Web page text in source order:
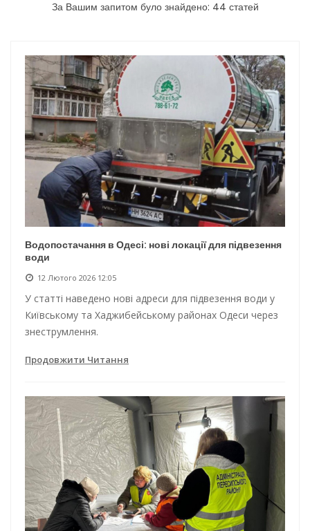
Інтеграція ветеранів в українське суспільство
Енергетична підтримка для Одеси
Водопостачання в Одесі: нові локації для підвезення води
За Вашим запитом було знайдено: 44 статей
Водопостачання в Одесі: нові локації для підвезення
води
12 Лютого 2026 12:05
У статті наведено нові адреси для підвезення води у
Київському та Хаджибейському районах Одеси через
знеструмлення.
Продовжити Читання